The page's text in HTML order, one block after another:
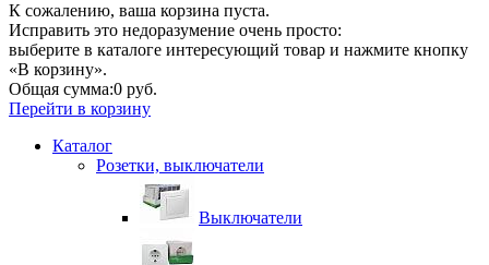
К сожалению, ваша корзина пуста.
Исправить это недоразумение очень просто:
выберите в каталоге интересующий товар и нажмите кнопку
«В корзину».
Общая сумма:0 руб.
Перейти в корзину
Каталог
Розетки, выключатели
Выключатели